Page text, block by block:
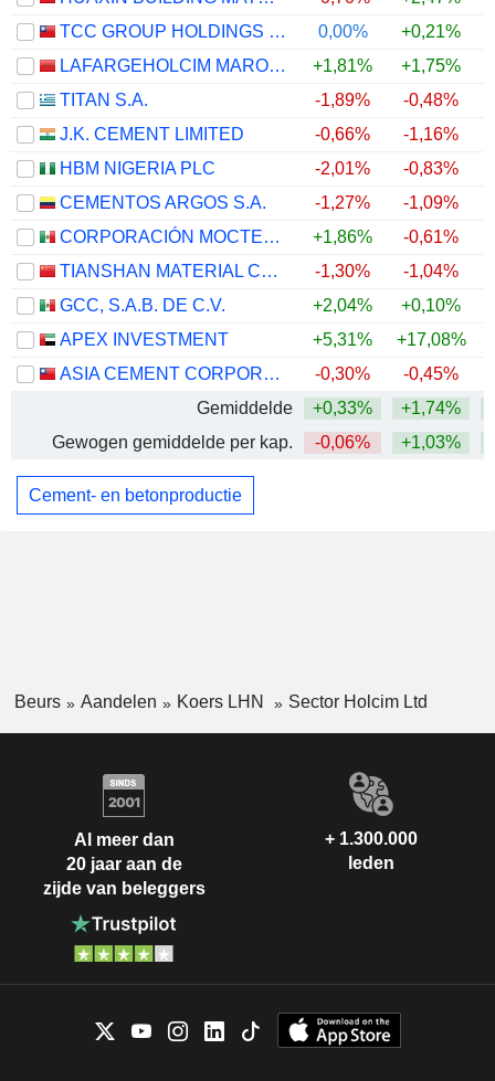
TCC GROUP HOLDINGS CO., LTD.
0,00% +0,21%
LAFARGEHOLCIM MAROC S.A.
+1,81% +1,75%
TITAN S.A.
-1,89% -0,48%
J.K. CEMENT LIMITED
-0,66% -1,16%
HBM NIGERIA PLC
-2,01% -0,83%
CEMENTOS ARGOS S.A.
-1,27% -1,09%
CORPORACIÓN MOCTEZUMA, S.A.B. DE C.V.
+1,86% -0,61%
TIANSHAN MATERIAL CO., LTD.
-1,30% -1,04%
GCC, S.A.B. DE C.V.
+2,04% +0,10%
APEX INVESTMENT
+5,31% +17,08%
ASIA CEMENT CORPORATION
-0,30% -0,45%
Gemiddelde
+0,33% +1,74%
Gewogen gemiddelde per kap.
-0,06% +1,03%
Cement- en betonproductie
Beurs Aandelen Koers LHN Sector Holcim Ltd
Al meer dan
20 jaar aan de
zijde van beleggers
+ 1.300.000
leden